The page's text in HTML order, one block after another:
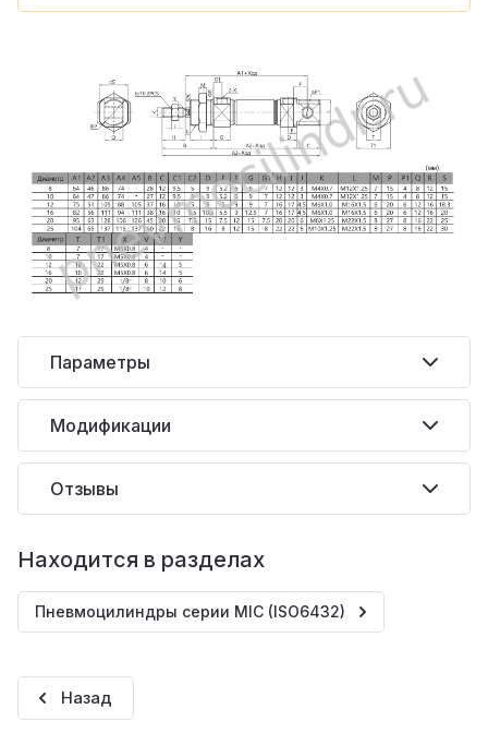
Параметры
Модификации
Отзывы
Находится в разделах
Пневмоцилиндры серии MIC (ISO6432)
Назад